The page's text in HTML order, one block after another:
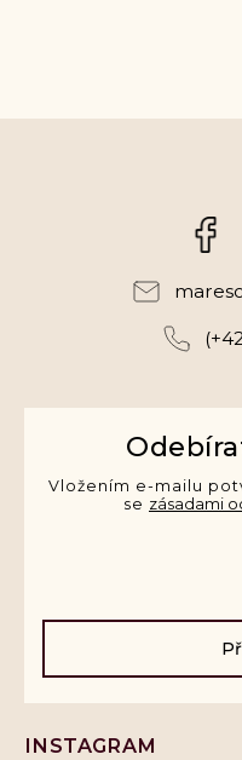
Vložením e-mailu
se zásadami
INSTAGRAM